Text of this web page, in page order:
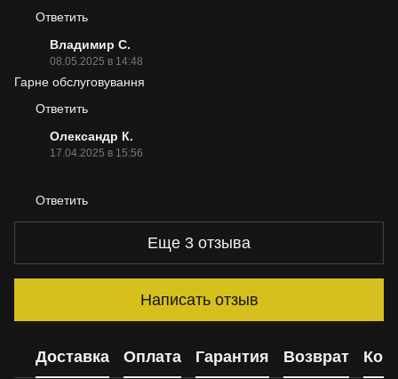
Ответить
Владимир С.
08.05.2025 в 14:48
Гарне обслуговування
Ответить
Олександр К.
17.04.2025 в 15:56
Ответить
Еще 3 отзыва
Написать отзыв
Доставка Оплата Гарантия Возврат